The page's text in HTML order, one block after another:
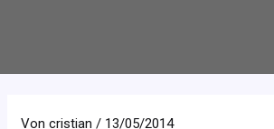
Voncristian/ 13/05/2014